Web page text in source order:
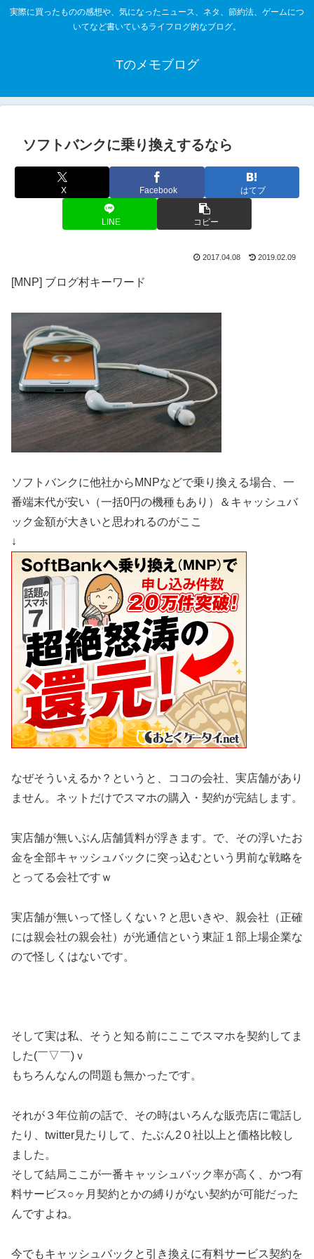
実際に買ったものの感想や、気になったニュース、ネタ、節約法、ゲームにつ
いてなど書いているライフログ的なブログ。
Tのメモブログ
ソフトバンクに乗り換えするなら
X Facebook はてブ
LINE コピー
2017.04.08 2019.02.09
[MNP] ブログ村キーワード
ソフトバンクに他社からMNPなどで乗り換える場合、一
番端末代が安い（一括0円の機種もあり）＆キャッシュバ
ック金額が大きいと思われるのがここ
↓
なぜそういえるか？というと、ココの会社、実店舗があり
ません。ネットだけでスマホの購入・契約が完結します。
実店舗が無いぶん店舗賃料が浮きます。で、その浮いたお
金を全部キャッシュバックに突っ込むという男前な戦略を
とってる会社ですｗ
実店舗が無いって怪しくない？と思いきや、親会社（正確
には親会社の親会社）が光通信という東証１部上場企業な
ので怪しくはないです。
そして実は私、そうと知る前にここでスマホを契約してま
した(￣▽￣)ｖ
もちろんなんの問題も無かったです。
それが３年位前の話で、その時はいろんな販売店に電話し
たり、twitter見たりして、たぶん2０社以上と価格比較し
ました。
そして結局ここが一番キャッシュバック率が高く、かつ有
料サービス○ヶ月契約とかの縛りがない契約が可能だった
んですよね。
今でもキャッシュバックと引き換えに有料サービス契約を